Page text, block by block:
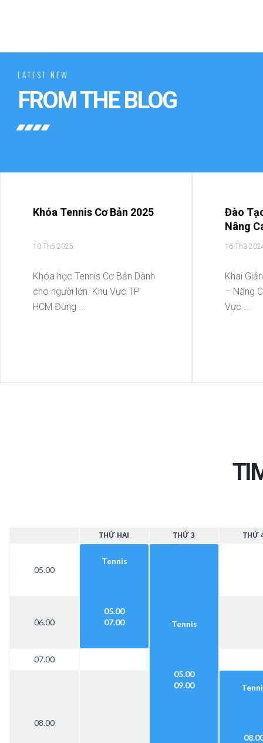
LATEST NEW
FROM THE BLOG
Khóa Tennis Cơ Bản 2025
10 Th5 2025
Khóa học Tennis Cơ Bản Dành
cho người lớn. Khu Vực TP
HCM Đừng ...
Đào
Nâng
Khu
16 Th3
Khai
– Nâng
Vực ...
THỨ HAI THỨ 3 THỨ
05.00
Tennis
05.00
07.00
Tennis
05.00
09.00
06.00
07.00
08.00